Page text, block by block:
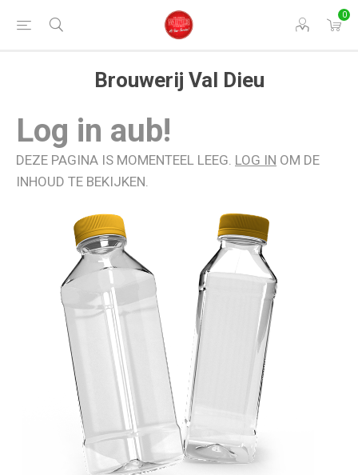
0
Brouwerij Val Dieu
Log in aub!
DEZE PAGINA IS MOMENTEEL LEEG. LOG IN OM DE
INHOUD TE BEKIJKEN.